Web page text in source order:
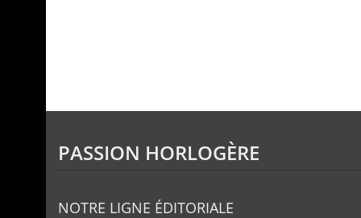
PASSION HORLOGÈRE
NOTRE LIGNE ÉDITORIALE